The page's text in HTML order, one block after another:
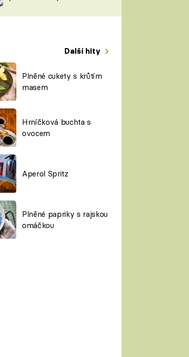
Další hity
Plněné cukety s krůtím
masem
Hrníčková buchta s
ovocem
Aperol Spritz
Plněné papriky s rajskou
omáčkou